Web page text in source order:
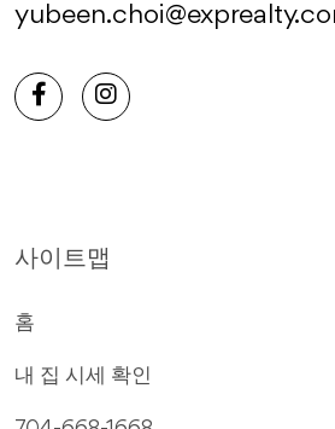
사이트맵
홈
내 집 시세 확인